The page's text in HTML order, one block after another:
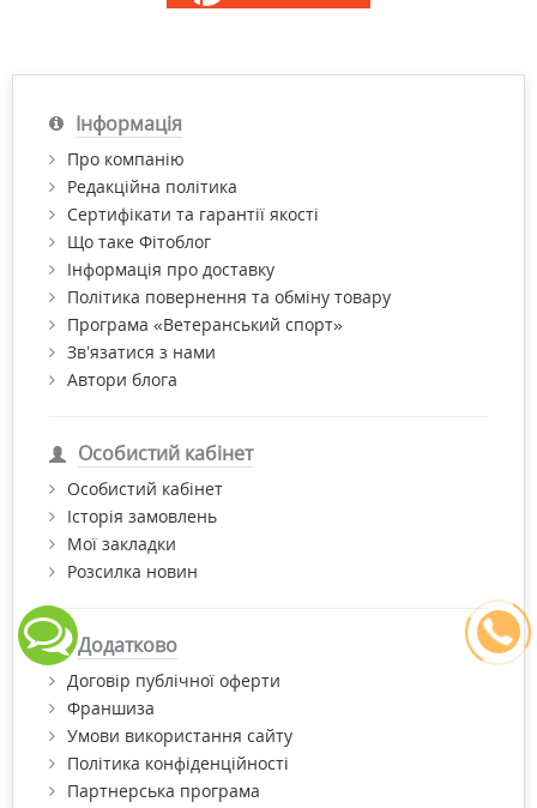
Інформація
Про компанію
Редакційна політика
Сертифікати та гарантії якості
Що таке Фітоблог
Інформація про доставку
Політика повернення та обміну товару
Програма «Ветеранський спорт»
Зв’язатися з нами
Автори блога
Особистий кабінет
Особистий кабінет
Історія замовлень
Мої закладки
Розсилка новин
Додатково
Договір публічної оферти
Франшиза
Умови використання сайту
Політика конфіденційності
Партнерська програма